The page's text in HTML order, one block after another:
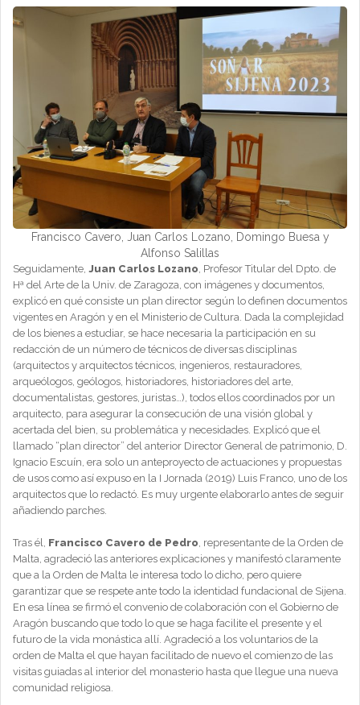
Francisco Cavero, Juan Carlos Lozano, Domingo Buesa y
Alfonso Salillas
Seguidamente, Juan Carlos Lozano, Profesor Titular del Dpto. de
Hª del Arte de la Univ. de Zaragoza, con imágenes y documentos,
explicó en qué consiste un plan director según lo definen documentos
vigentes en Aragón y en el Ministerio de Cultura. Dada la complejidad
de los bienes a estudiar, se hace necesaria la participación en su
redacción de un número de técnicos de diversas disciplinas
(arquitectos y arquitectos técnicos, ingenieros, restauradores,
arqueólogos, geólogos, historiadores, historiadores del arte,
documentalistas, gestores, juristas…), todos ellos coordinados por un
arquitecto, para asegurar la consecución de una visión global y
acertada del bien, su problemática y necesidades. Explicó que el
llamado “plan director” del anterior Director General de patrimonio, D.
Ignacio Escuín, era solo un anteproyecto de actuaciones y propuestas
de usos como así expuso en la I Jornada (2019) Luis Franco, uno de los
arquitectos que lo redactó. Es muy urgente elaborarlo antes de seguir
añadiendo parches.
Tras él, Francisco Cavero de Pedro, representante de la Orden de
Malta, agradeció las anteriores explicaciones y manifestó claramente
que a la Orden de Malta le interesa todo lo dicho, pero quiere
garantizar que se respete ante todo la identidad fundacional de Sijena.
En esa línea se firmó el convenio de colaboración con el Gobierno de
Aragón buscando que todo lo que se haga facilite el presente y el
futuro de la vida monástica allí. Agradeció a los voluntarios de la
orden de Malta el que hayan facilitado de nuevo el comienzo de las
visitas guiadas al interior del monasterio hasta que llegue una nueva
comunidad religiosa.